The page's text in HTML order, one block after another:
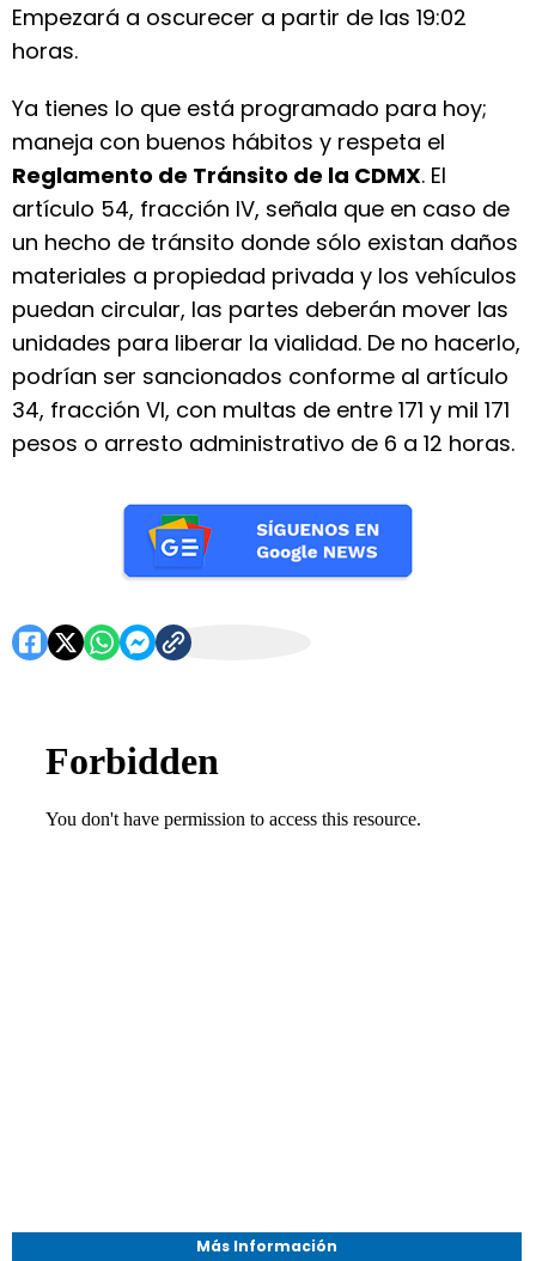
Más Información
Empezará a oscurecer a partir de las 19:02
horas.
Ya tienes lo que está programado para hoy;
maneja con buenos hábitos y respeta el
Reglamento de Tránsito de la CDMX. El
artículo 54, fracción IV, señala que en caso de
un hecho de tránsito donde sólo existan daños
materiales a propiedad privada y los vehículos
puedan circular, las partes deberán mover las
unidades para liberar la vialidad. De no hacerlo,
podrían ser sancionados conforme al artículo
34, fracción VI, con multas de entre 171 y mil 171
pesos o arresto administrativo de 6 a 12 horas.